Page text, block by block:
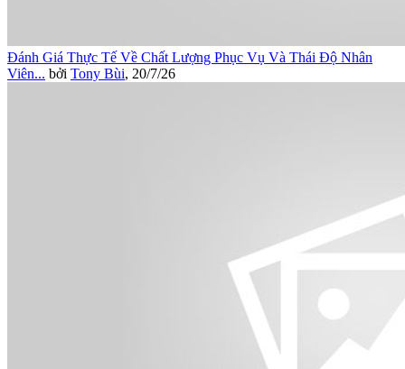
Đánh Giá Thực Tế Về Chất Lượng Phục Vụ Và Thái Độ Nhân
Viên... bởi Tony Bùi, 20/7/26